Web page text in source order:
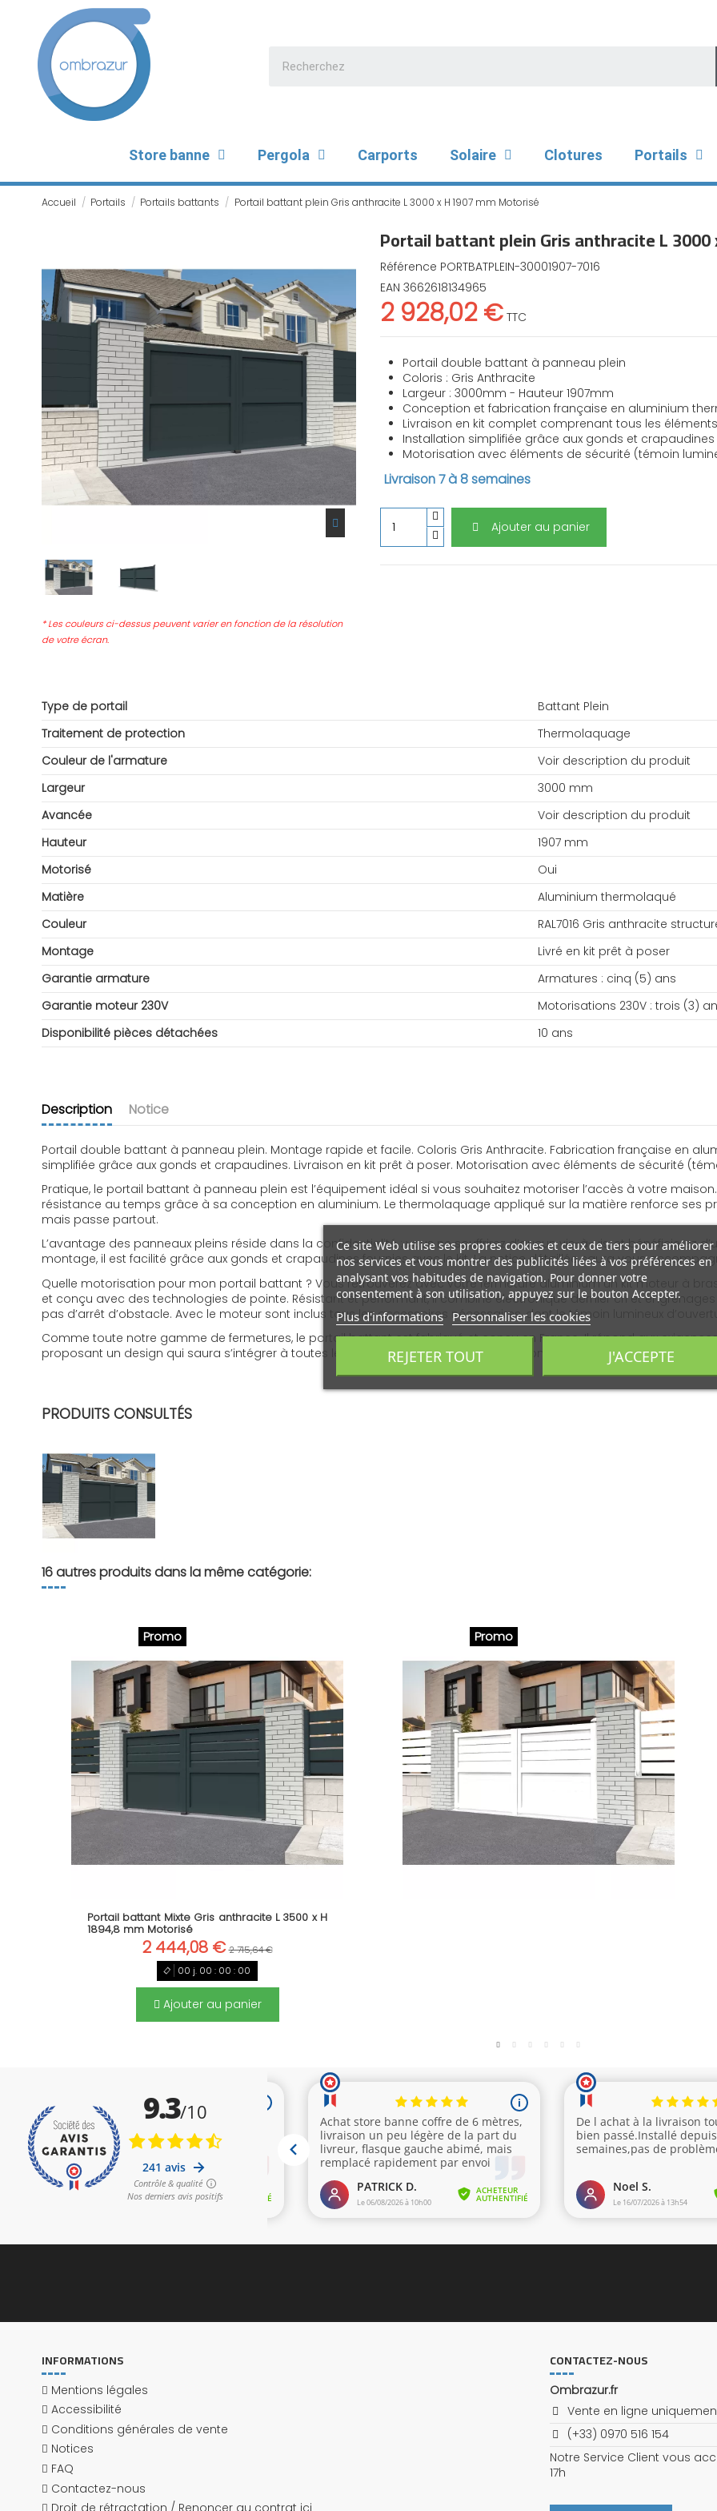
Store banne Pergola Carports Solaire Clotures Portails
Accueil Portails Portails battants Portail battant plein Gris anthracite L 3000 x H 1907 mm Motorisé
* Les couleurs ci-dessus peuvent varier en fonction de la résolution
de votre écran.
Portail battant plein Gris anthracite L
Référence PORTBATPLEIN-30001907-7016
EAN 3662618134965
2 928,02 € TTC
Portail double battant à panneau plein
Coloris : Gris Anthracite
Largeur : 3000mm - Hauteur 1907mm
Conception et fabrication française en aluminium
Livraison en kit complet comprenant tous les
Installation simplifiée grâce aux gonds et crapaudines
Motorisation avec éléments de sécurité (témoin
Livraison 7 à 8 semaines
Ajouter au panier
Type de portail
Battant Plein
Traitement de protection
Thermolaquage
Couleur de l'armature
Voir description du produit
Largeur
3000 mm
Avancée
Voir description du produit
Hauteur
1907 mm
Motorisé
Oui
Matière
Aluminium thermolaqué
Couleur
RAL7016 Gris anthracite
Montage
Livré en kit prêt à poser
Garantie armature
Armatures : cinq (5) ans
Garantie moteur 230V
Motorisations 230V : trois (3)
Disponibilité pièces détachées
10 ans
Description Notice
Portail double battant à panneau plein. Montage rapide et facile. Coloris Gris Anthracite. Fabrication française en
simplifiée grâce aux gonds et crapaudines. Livraison en kit prêt à poser. Motorisation avec éléments de sécurité
Pratique, le portail battant à panneau plein est l’équipement idéal si vous souhaitez motoriser l’accès à votre
résistance au temps grâce à sa conception en aluminium. Le thermolaquage appliqué sur la matière renforce ses
mais passe partout.
L’avantage des panneaux pleins réside dans la confidentialité : vous ne souffrirez d’aucun vis-à-vis, et bénéficierez
montage, il est facilité grâce aux gonds et crapaudines fournies avec le kit. La notice détaillée saura vous
Quelle motorisation pour mon portail battant ? Vous retrouverez avec votre fermeture aluminium un kit moteur à
et conçu avec des technologies de pointe. Résistant et performant, il combine électronique dernier cri et
pas d’arrêt d’obstacle. Avec le moteur sont inclus tous les accessoires nécessaires, dont le témoin lumineux
Comme toute notre gamme de fermetures, le portail battant est fabriqué et conçu en France. Il répond aux
proposant un design qui saura s’intégrer à toutes les réalisations, contemporaines comme traditionnelles.
PRODUITS CONSULTÉS
16 autres produits dans la même catégorie:
Promo
Portail battant Mixte Gris anthracite L 3500 x H
1894,8 mm Motorisé
2 444,08 € 2 715,64 €
00 j. 00 : 00 : 00
Ajouter au panier
Promo
INFORMATIONS
Mentions légales
Accessibilité
Conditions générales de vente
Notices
FAQ
Contactez-nous
CONTACTEZ-NOUS
Ombrazur.fr
Vente en ligne
(+33) 0970 516 154
Notre Service Client vous
17h
Ce site Web utilise ses propres cookies et ceux de tiers pour améliorer
nos services et vous montrer des publicités liées à vos préférences en
analysant vos habitudes de navigation. Pour donner votre
consentement à son utilisation, appuyez sur le bouton Accepter.
Plus d'informations Personnaliser les cookies
REJETER TOUT J'ACCEPTE